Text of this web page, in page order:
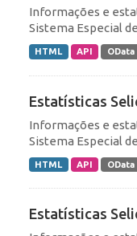
Informações e
Sistema Especial
HTML API OData
Estatísticas
Informações e
Sistema Especial
HTML API OData
Estatísticas